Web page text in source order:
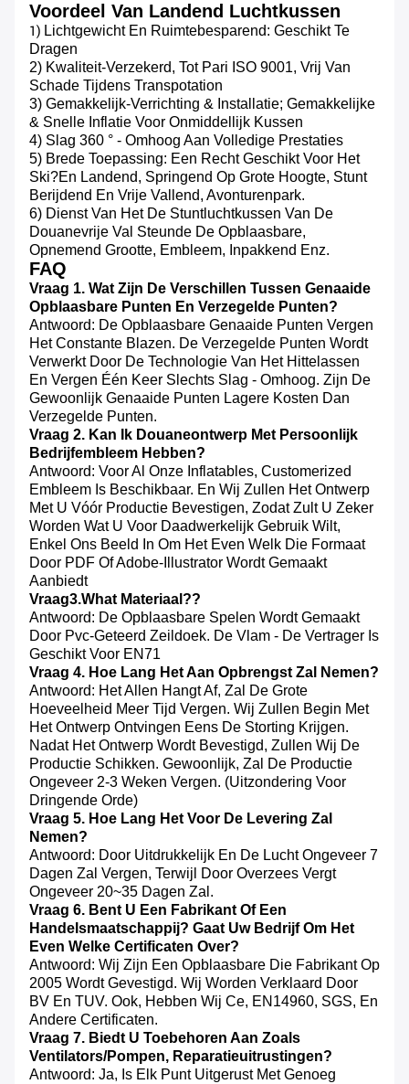
Voordeel Van Landend Luchtkussen
1) Lichtgewicht En Ruimtebesparend: Geschikt Te
Dragen
2) Kwaliteit-Verzekerd, Tot Pari ISO 9001, Vrij Van
Schade Tijdens Transpotation
3) Gemakkelijk-Verrichting & Installatie; Gemakkelijke
& Snelle Inflatie Voor Onmiddellijk Kussen
4) Slag 360 ° - Omhoog Aan Volledige Prestaties
5) Brede Toepassing: Een Recht Geschikt Voor Het
Ski?en Landend, Springend Op Grote Hoogte, Stunt
Berijdend En Vrije Vallend, Avonturenpark.
6) Dienst Van Het De Stuntluchtkussen Van De
Douanevrije Val Steunde De Opblaasbare,
Opnemend Grootte, Embleem, Inpakkend Enz.
FAQ
Vraag 1. Wat Zijn De Verschillen Tussen Genaaide
Opblaasbare Punten En Verzegelde Punten?
Antwoord: De Opblaasbare Genaaide Punten Vergen
Het Constante Blazen. De Verzegelde Punten Wordt
Verwerkt Door De Technologie Van Het Hittelassen
En Vergen Één Keer Slechts Slag - Omhoog. Zijn De
Gewoonlijk Genaaide Punten Lagere Kosten Dan
Verzegelde Punten.
Vraag 2. Kan Ik Douaneontwerp Met Persoonlijk
Bedrijfembleem Hebben?
Antwoord: Voor Al Onze Inflatables, Customerized
Embleem Is Beschikbaar. En Wij Zullen Het Ontwerp
Met U Vóór Productie Bevestigen, Zodat Zult U Zeker
Worden Wat U Voor Daadwerkelijk Gebruik Wilt,
Enkel Ons Beeld In Om Het Even Welk Die Formaat
Door PDF Of Adobe-Illustrator Wordt Gemaakt
Aanbiedt
Vraag3.what Materiaal??
Antwoord: De Opblaasbare Spelen Wordt Gemaakt
Door Pvc-Geteerd Zeildoek. De Vlam - De Vertrager Is
Geschikt Voor EN71
Vraag 4. Hoe Lang Het Aan Opbrengst Zal Nemen?
Antwoord: Het Allen Hangt Af, Zal De Grote
Hoeveelheid Meer Tijd Vergen. Wij Zullen Begin Met
Het Ontwerp Ontvingen Eens De Storting Krijgen.
Nadat Het Ontwerp Wordt Bevestigd, Zullen Wij De
Productie Schikken. Gewoonlijk, Zal De Productie
Ongeveer 2-3 Weken Vergen. (Uitzondering Voor
Dringende Orde)
Vraag 5. Hoe Lang Het Voor De Levering Zal
Nemen?
Antwoord: Door Uitdrukkelijk En De Lucht Ongeveer 7
Dagen Zal Vergen, Terwijl Door Overzees Vergt
Ongeveer 20~35 Dagen Zal.
Vraag 6. Bent U Een Fabrikant Of Een
Handelsmaatschappij? Gaat Uw Bedrijf Om Het
Even Welke Certificaten Over?
Antwoord: Wij Zijn Een Opblaasbare Die Fabrikant Op
2005 Wordt Gevestigd. Wij Worden Verklaard Door
BV En TUV. Ook, Hebben Wij Ce, EN14960, SGS, En
Andere Certificaten.
Vraag 7. Biedt U Toebehoren Aan Zoals
Ventilators/pompen, Reparatieuitrustingen?
Antwoord: Ja, Is Elk Punt Uitgerust Met Genoeg